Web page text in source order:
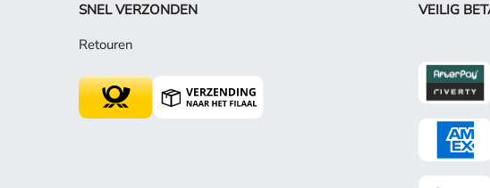
SNEL VERZONDEN
Retouren
VEILIG